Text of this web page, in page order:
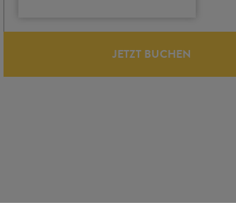
JETZT BUCHEN